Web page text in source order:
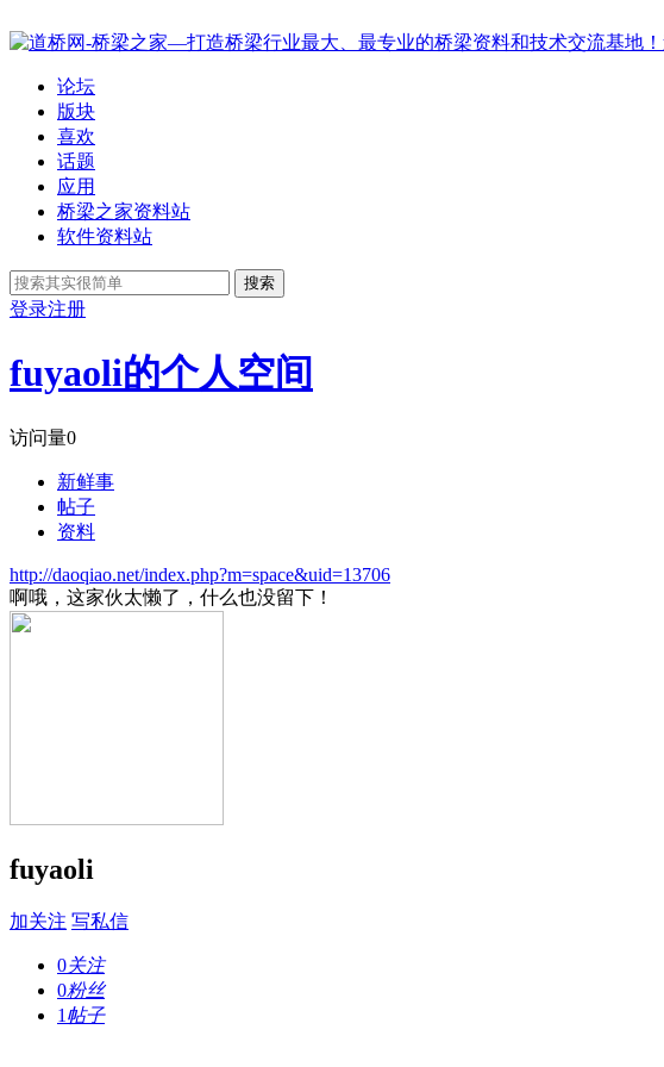
论坛
版块
喜欢
话题
应用
桥梁之家资料站
软件资料站
搜索
登录注册
fuyaoli的个人空间
访问量0
新鲜事
帖子
资料
http://daoqiao.net/index.php?m=space&uid=13706
啊哦，这家伙太懒了，什么也没留下！
fuyaoli
加关注 写私信
0关注
0粉丝
1 帖子